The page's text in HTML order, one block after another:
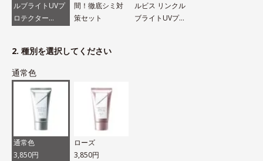
ルブライトUVプ
ロテクター
間！徹底シミ対
策セット
ルビス リンクル
ブライトUVプロ
2. 種別を選択してください
通常色
通常色
3,850円
ローズ
3,850円